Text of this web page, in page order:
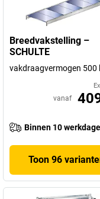
Breedvakstelling –
SCHULTE
vakdraagvermogen 500
vanaf
Binnen 10
Toon 96